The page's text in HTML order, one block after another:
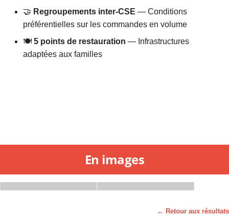
🤝 Regroupements inter-CSE — Conditions
préférentielles sur les commandes en volume
🍽️ 5 points de restauration — Infrastructures
adaptées aux familles
En images
← Retour aux résultats